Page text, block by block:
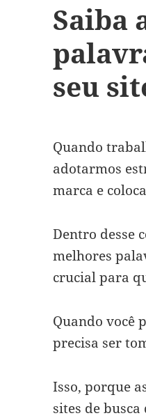
Saiba
seu
Quando
adotarmos
marca e
Dentro desse
melhores
crucial para
Quando você
precisa ser
Isso, porque
sites de